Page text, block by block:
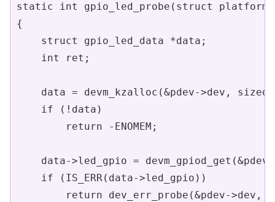
static int gpio_led_probe(struct
{
    struct gpio_led_data *data;
    int ret;
data = devm_kzalloc(&pdev->dev,
    if (!data)
        return -ENOMEM;
data->led_gpio =
    if (IS_ERR(data->led_gpio))
return dev_err_probe(&pdev->dev,